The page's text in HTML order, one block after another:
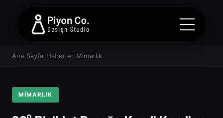
Ana Sayfa Haberler› Mimarlık
MIMARLIK